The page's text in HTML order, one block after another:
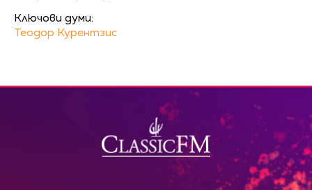
Ключови думи:
Теодор Курентзис